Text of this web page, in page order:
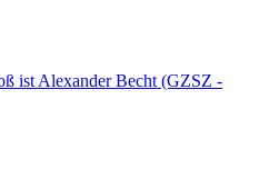
ist Alexander Becht (GZSZ -